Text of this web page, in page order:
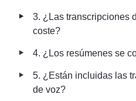
‣
3. ¿Las transcripciones
coste?
‣ 4. ¿Los resúmenes se
‣
5. ¿Están incluidas las
de voz?